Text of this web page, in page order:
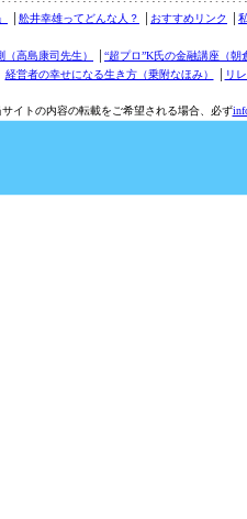
舩井幸雄ってどんな人？ おすすめリンク
高島康司先生）
“超プロ”K氏の金融講座（朝
経営者の幸せになる生き方（乗附なほみ）
リ
イトの内容の転載をご希望される場合、必ず